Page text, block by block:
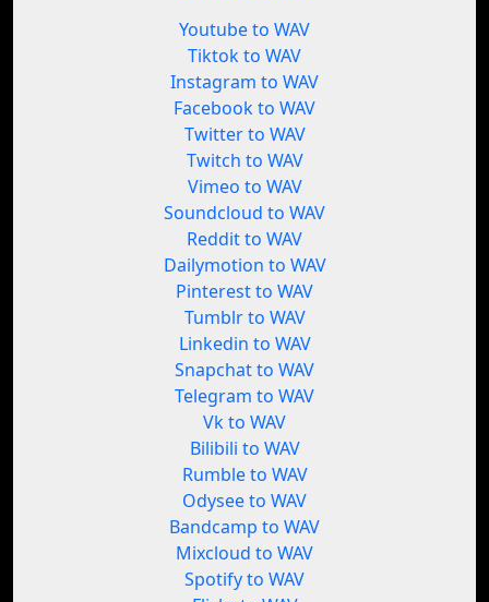
Youtube to WAV
Tiktok to WAV
Instagram to WAV
Facebook to WAV
Twitter to WAV
Twitch to WAV
Vimeo to WAV
Soundcloud to WAV
Reddit to WAV
Dailymotion to WAV
Pinterest to WAV
Tumblr to WAV
Linkedin to WAV
Snapchat to WAV
Telegram to WAV
Vk to WAV
Bilibili to WAV
Rumble to WAV
Odysee to WAV
Bandcamp to WAV
Mixcloud to WAV
Spotify to WAV